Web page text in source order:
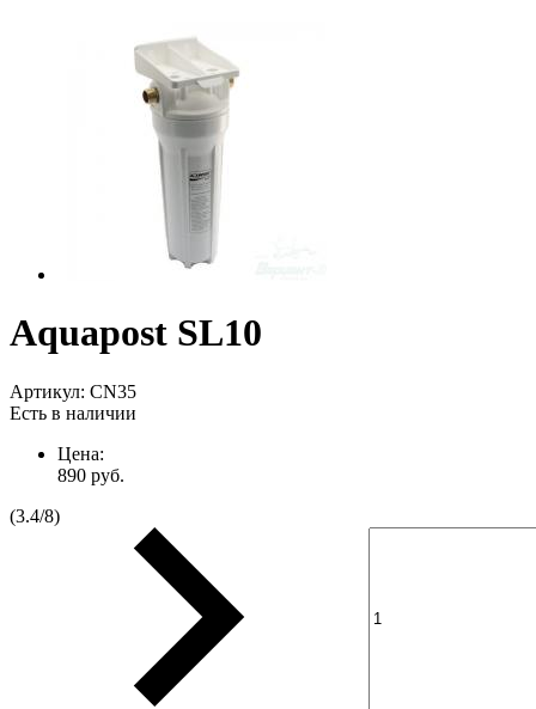
Aquapost SL10
Артикул: CN35
Есть в наличии
Цена:
890 руб.
(3.4/8)